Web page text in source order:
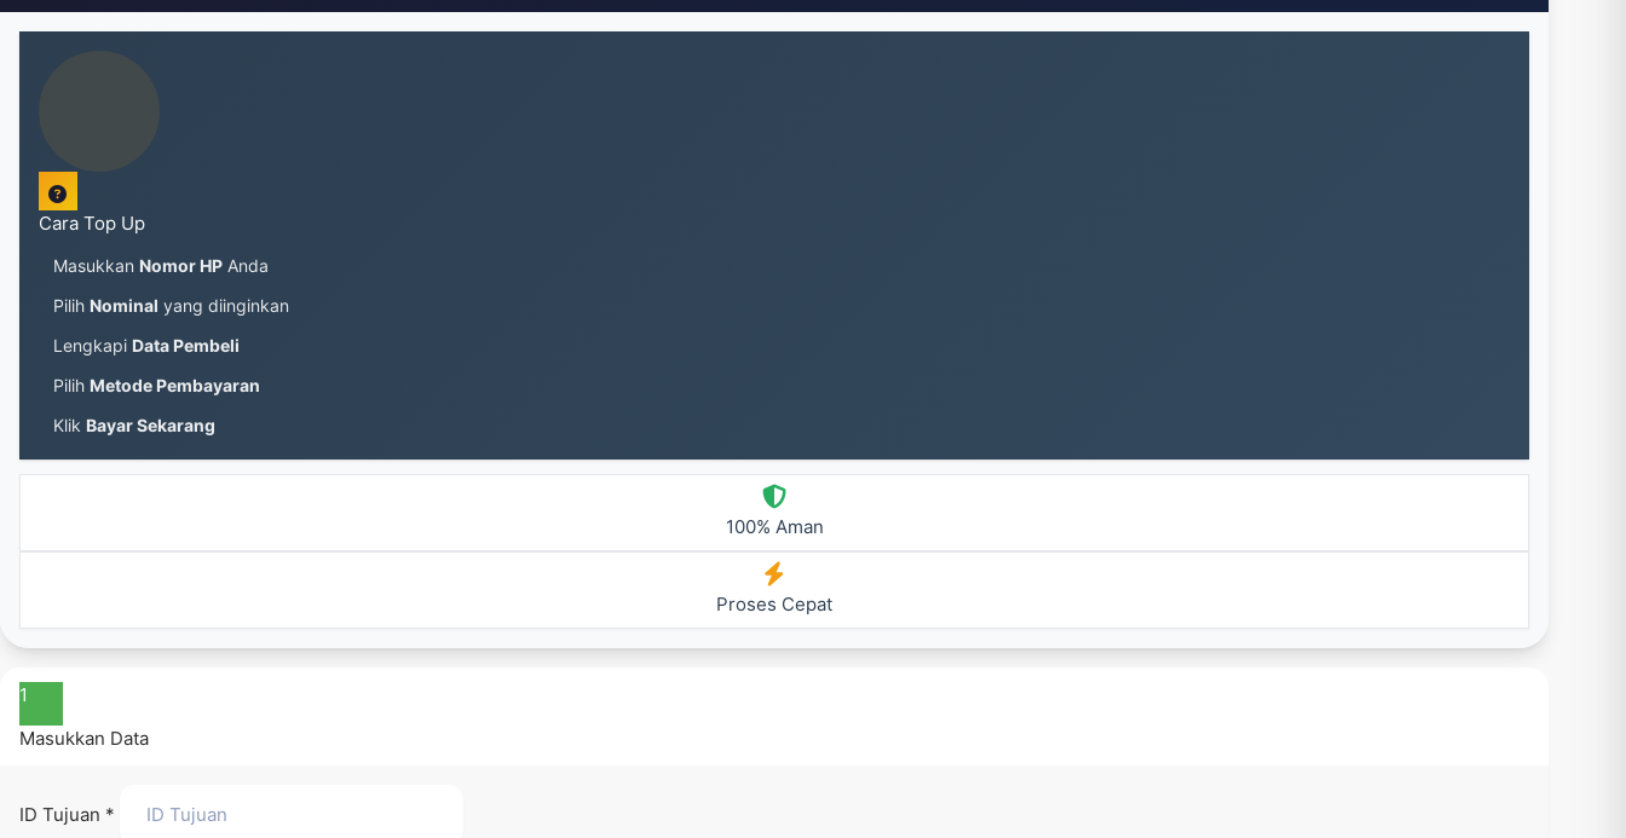
Cara Top Up
Masukkan Nomor HP Anda
Pilih Nominal yang diinginkan
Lengkapi Data Pembeli
Pilih Metode Pembayaran
Klik Bayar Sekarang
100% Aman
Proses Cepat
1
Masukkan Data
ID Tujuan *